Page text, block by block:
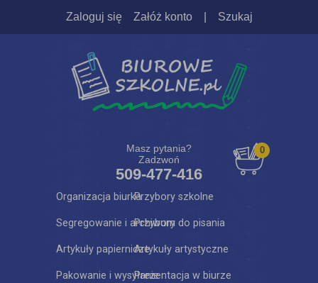
Zaloguj się Załóż konto Szukaj
Masz pytania?
Zadzwoń
509-477-416
0
Organizacja biurkaPrzybory szkolne
Segregowanie i archiwumPrzybory do pisania
Artykuły papierniczeArtykuły artystyczne
Pakowanie i wysyłaniePrezentacja w biurze